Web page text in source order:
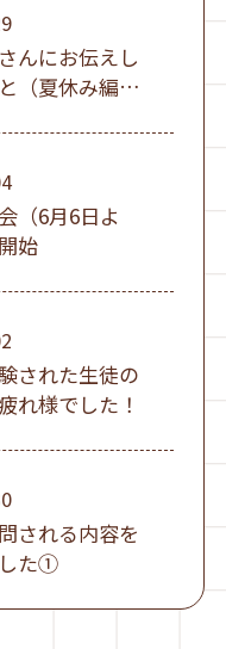
んにお伝えし
（夏休み編
（6月6日よ
始
された生徒の
れ様でした！
される内容を
た①